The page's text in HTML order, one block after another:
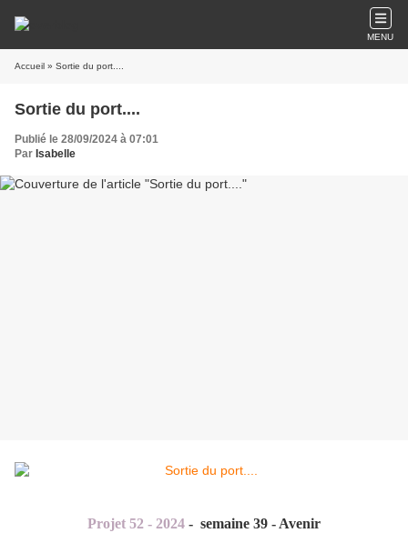
MENU
Accueil » Sortie du port....
Sortie du port....
Publié le 28/09/2024 à 07:01
Par Isabelle
Projet 52 - 2024 - semaine 39 - Avenir